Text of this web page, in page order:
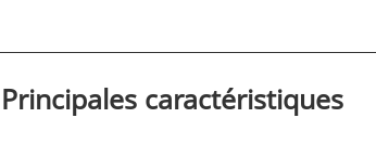
Principales caractéristiques